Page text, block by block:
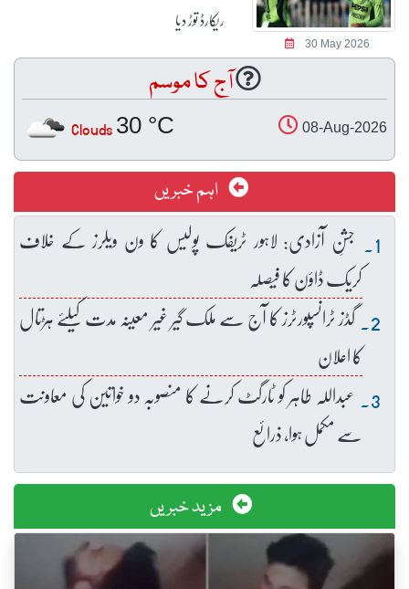
30 May 2026
ریکارڈ توڑ دیا
آج کا موسم
08-Aug-2026
30 °C
Clouds
اہم خبریں
جشنِ آزادی: لاہور ٹریفک پولیس کا ون ویلرز کے خلاف
کریک ڈاؤن کا فیصلہ
گڈز ٹرانسپورٹرز کا آج سے ملک گیر غیر معینہ مدت کیلئے ہڑتال
کا اعلان
عبداللہ طاہر کو ٹارگٹ کرنے کا منصوبہ دو خواتین کی معاونت
سے مکمل ہوا، ذرائع
مزید خبریں